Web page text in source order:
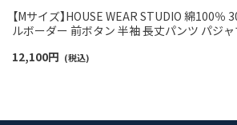
【Mサイズ】HOUSE WEAR STUDIO 綿100％
ルボーダー 前ボタン 半袖 長丈パンツ パジ
12,100円 (税込)